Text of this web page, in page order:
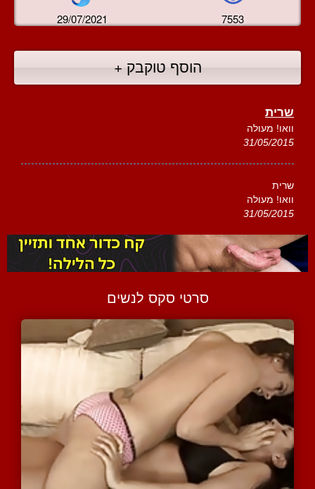
29/07/2021 7553
הוסף טוקבק +
שרית
וואו! מעולה
31/05/2015
שרית
וואו! מעולה
31/05/2015
סרטי סקס לנשים